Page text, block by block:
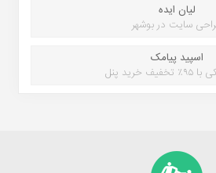
لیان ایده
سایت در بوشهر
اسپید پیامک
خرید پنل